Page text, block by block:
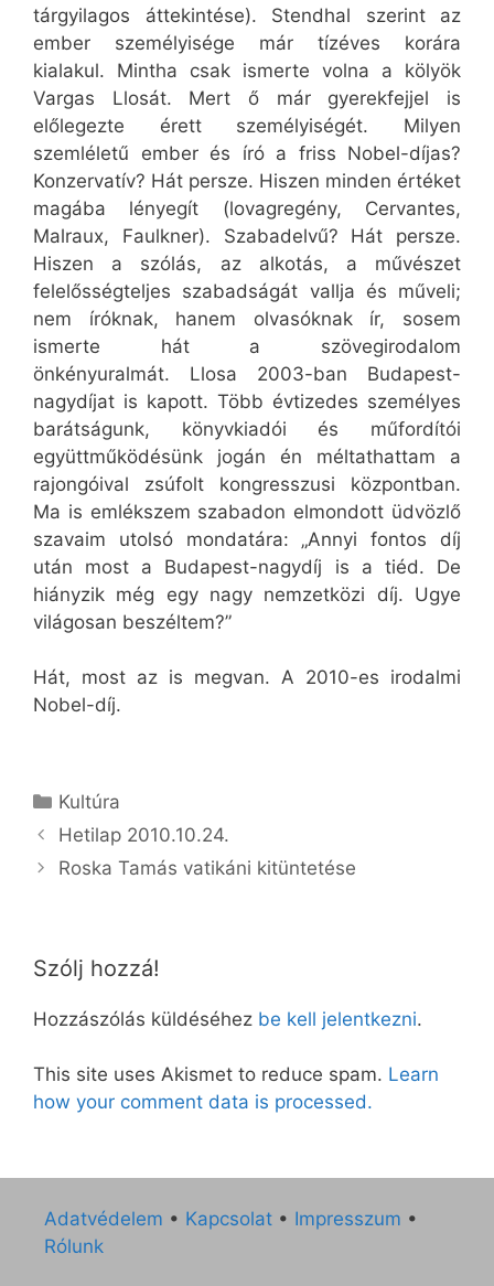
tárgyilagos áttekintése). Stendhal szerint az
ember személyisége már tízéves korára
kialakul. Mintha csak ismerte volna a kölyök
Vargas Llosát. Mert ő már gyerekfejjel is
előlegezte érett személyiségét. Milyen
szemléletű ember és író a friss Nobel-díjas?
Konzervatív? Hát persze. Hiszen minden értéket
magába lényegít (lovagregény, Cervantes,
Malraux, Faulkner). Szabadelvű? Hát persze.
Hiszen a szólás, az alkotás, a művészet
felelősségteljes szabadságát vallja és műveli;
nem íróknak, hanem olvasóknak ír, sosem
ismerte hát a szövegirodalom
önkényuralmát. Llosa 2003-ban Budapest-
nagydíjat is kapott. Több évtizedes személyes
barátságunk, könyvkiadói és műfordítói
együttműködésünk jogán én méltathattam a
rajongóival zsúfolt kongresszusi központban.
Ma is emlékszem szabadon elmondott üdvözlő
szavaim utolsó mondatára: „Annyi fontos díj
után most a Budapest-nagydíj is a tiéd. De
hiányzik még egy nagy nemzetközi díj. Ugye
világosan beszéltem?”
Hát, most az is megvan. A 2010-es irodalmi
Nobel-díj.
Kategória
Kultúra
Hetilap 2010.10.24.
Roska Tamás vatikáni kitüntetése
Szólj hozzá!
Hozzászólás küldéséhez be kell jelentkezni.
This site uses Akismet to reduce spam. Learn
how your comment data is processed.
Adatvédelem • Kapcsolat • Impresszum •
Rólunk